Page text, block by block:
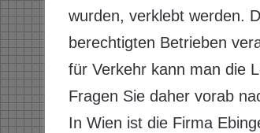
wurden, verklebt werden.
berechtigten Betrieben
für Verkehr kann man die
Fragen Sie daher vorab
In Wien ist die Firma